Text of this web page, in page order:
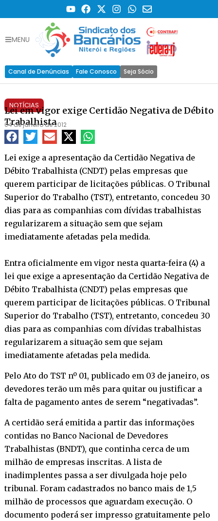
MENU
Canal de Denúncias Fale Conosco Seja Sócio
NOTÍCIAS
Lei em vigor exige Certidão Negativa de Débito
Trabalhista
04 de janeiro de 2012
Lei exige a apresentação da Certidão Negativa de
Débito Trabalhista (CNDT) pelas empresas que
querem participar de licitações públicas. O Tribunal
Superior do Trabalho (TST), entretanto, concedeu 30
dias para as companhias com dívidas trabalhistas
regularizarem a situação sem que sejam
imediatamente afetadas pela medida.
Entra oficialmente em vigor nesta quarta-feira (4) a
lei que exige a apresentação da Certidão Negativa de
Débito Trabalhista (CNDT) pelas empresas que
querem participar de licitações públicas. O Tribunal
Superior do Trabalho (TST), entretanto, concedeu 30
dias para as companhias com dívidas trabalhistas
regularizarem a situação sem que sejam
imediatamente afetadas pela medida.
Pelo Ato do TST nº 01, publicado em 03 de janeiro, os
devedores terão um mês para quitar ou justificar a
falta de pagamento antes de serem “negativadas”.
A certidão será emitida a partir das informações
contidas no Banco Nacional de Devedores
Trabalhistas (BNDT), que continha cerca de um
milhão de empresas inscritas. A lista de
inadimplentes passa a ser divulgada hoje pelo
tribunal. Foram cadastrados no banco mais de 1,5
milhão de processos que aguardam execução. O
documento poderá ser impresso gratuitamente pelo